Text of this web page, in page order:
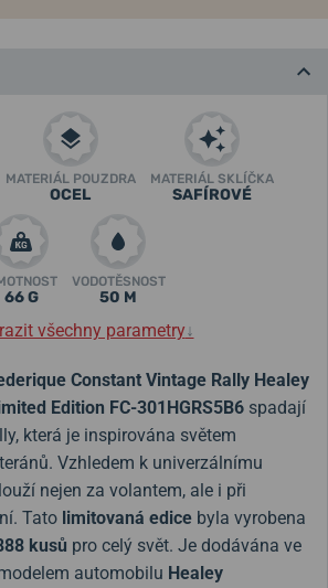
MATERIÁL POUZDRA
OCEL
MATERIÁL SKLÍČKA
SAFÍROVÉ
66 G
VODOTĚSNOST
50 M
všechny parametry↓
Constant Vintage Rally Healey
Edition FC-301HGRS5B6 spadají
která je inspirována světem
Vzhledem k univerzálnímu
nejen za volantem, ale i při
Tato limitovaná edice byla vyrobena
kusů pro celý svět. Je dodávána ve
automobilu Healey